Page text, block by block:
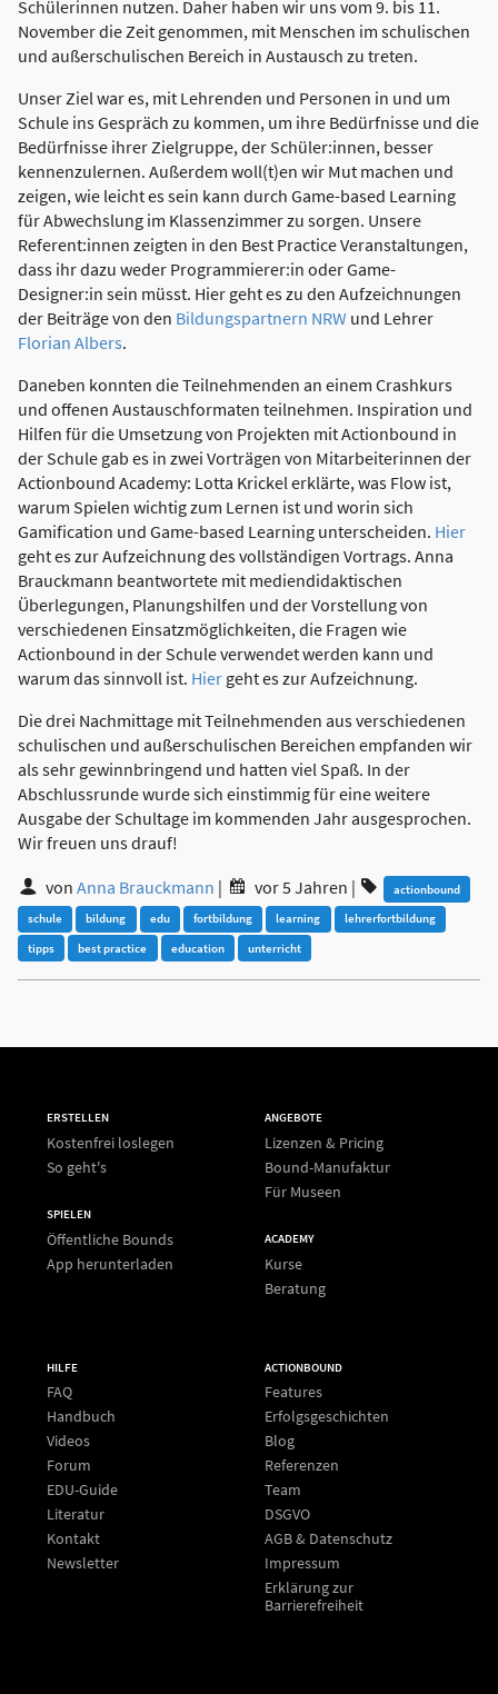
Schülerinnen nutzen. Daher haben wir uns vom 9. bis 11.
November die Zeit genommen, mit Menschen im schulischen
und außerschulischen Bereich in Austausch zu treten.
Unser Ziel war es, mit Lehrenden und Personen in und um
Schule ins Gespräch zu kommen, um ihre Bedürfnisse und die
Bedürfnisse ihrer Zielgruppe, der Schüler:innen, besser
kennenzulernen. Außerdem woll(t)en wir Mut machen und
zeigen, wie leicht es sein kann durch Game-based Learning
für Abwechslung im Klassenzimmer zu sorgen. Unsere
Referent:innen zeigten in den Best Practice Veranstaltungen,
dass ihr dazu weder Programmierer:in oder Game-
Designer:in sein müsst. Hier geht es zu den Aufzeichnungen
der Beiträge von den Bildungspartnern NRW und Lehrer
Florian Albers.
Daneben konnten die Teilnehmenden an einem Crashkurs
und offenen Austauschformaten teilnehmen. Inspiration und
Hilfen für die Umsetzung von Projekten mit Actionbound in
der Schule gab es in zwei Vorträgen von Mitarbeiterinnen der
Actionbound Academy: Lotta Krickel erklärte, was Flow ist,
warum Spielen wichtig zum Lernen ist und worin sich
Gamification und Game-based Learning unterscheiden. Hier
geht es zur Aufzeichnung des vollständigen Vortrags. Anna
Brauckmann beantwortete mit mediendidaktischen
Überlegungen, Planungshilfen und der Vorstellung von
verschiedenen Einsatzmöglichkeiten, die Fragen wie
Actionbound in der Schule verwendet werden kann und
warum das sinnvoll ist. Hier geht es zur Aufzeichnung.
Die drei Nachmittage mit Teilnehmenden aus verschiedenen
schulischen und außerschulischen Bereichen empfanden wir
als sehr gewinnbringend und hatten viel Spaß. In der
Abschlussrunde wurde sich einstimmig für eine weitere
Ausgabe der Schultage im kommenden Jahr ausgesprochen.
Wir freuen uns drauf!
vonAnna Brauckmann | vor 5 Jahren |
actionbound
schule
bildung edu fortbildung learning
lehrerfortbildung
tipps
best practice education unterricht
ERSTELLEN
Kostenfrei loslegen
So geht's
SPIELEN
Öffentliche Bounds
App herunterladen
ANGEBOTE
Lizenzen & Pricing
Bound-Manufaktur
Für Museen
ACADEMY
Kurse
Beratung
HILFE
FAQ
Handbuch
Videos
Forum
EDU-Guide
Literatur
Kontakt
Newsletter
ACTIONBOUND
Features
Erfolgsgeschichten
Blog
Referenzen
Team
DSGVO
AGB & Datenschutz
Impressum
Erklärung zur
Barrierefreiheit